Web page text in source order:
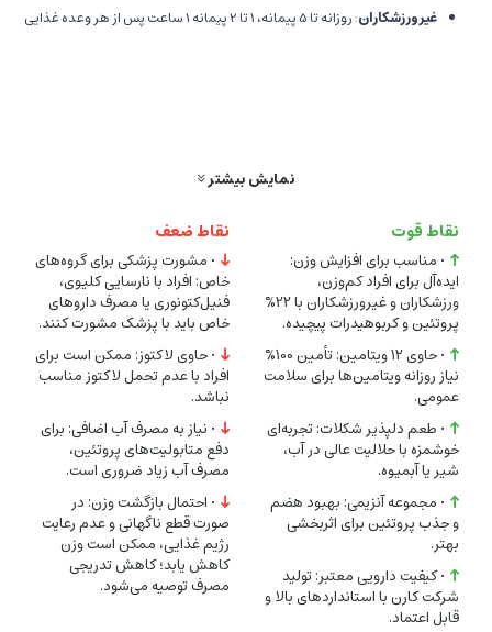
غیرورزشکاران
: روزانه تا 5 پیمانه، 1 تا 2 پیمانه 1 ساعت پس از هر وعده غذایی
: از مصرف قبل از وعده‌های غذایی خودداری کنید. همراه با آب فراوان
مصرف شود.
هشدارها:
افراد مبتلا به فنیل‌کتونوری یا نارسایی مزمن کلیوی از مصرف خودداری کنند.
بیماران با داروهای خاص قبل از مصرف با پزشک یا متخصص تغذیه مشورت
کنند.
در جای خشک و خنک (15-25 درجه سانتی‌گراد) و دور از دسترس کودکان
نگهداری شود.
مصرف را به‌تدریج کاهش دهید تا از بازگشت وزن جلوگیری شود.
ویژگی‌ها :
برند: کارن (PNC)
نمایش بیشتر
نقاط قوت
• مناسب برای افزایش وزن:
ایده‌آل برای افراد کم‌وزن،
ورزشکاران و غیرورزشکاران با 22%
پروتئین و کربوهیدرات پیچیده.
• حاوی 12 ویتامین: تأمین 100%
نیاز روزانه ویتامین‌ها برای سلامت
عمومی.
• طعم دلپذیر شکلات: تجربه‌ای
خوشمزه با حلالیت عالی در آب،
شیر یا آبمیوه.
• مجموعه آنزیمی: بهبود هضم
و جذب پروتئین برای اثربخشی
بهتر.
• کیفیت دارویی معتبر: تولید
شرکت کارن با استانداردهای بالا و
قابل اعتماد.
نقاط ضعف
• مشورت پزشکی برای گروه‌های
خاص: افراد با نارسایی کلیوی،
فنیل‌کتونوری یا مصرف داروهای
خاص باید با پزشک مشورت کنند.
• حاوی لاکتوز: ممکن است برای
افراد با عدم تحمل لاکتوز مناسب
نباشد.
• نیاز به مصرف آب اضافی: برای
دفع متابولیت‌های پروتئین،
مصرف آب زیاد ضروری است.
• احتمال بازگشت وزن: در
صورت قطع ناگهانی و عدم رعایت
رژیم غذایی، ممکن است وزن
کاهش یابد؛ کاهش تدریجی
مصرف توصیه می‌شود.